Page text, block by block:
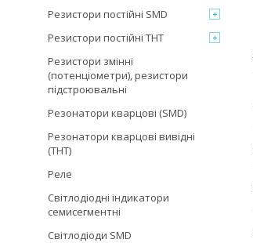
Резистори постійні SMD
Резистори постійні THT
Резистори змінні
(потенціометри), резистори
підстроювальні
Резонатори кварцові (SMD)
Резонатори кварцові вивідні
(THT)
Реле
Світлодіодні індикатори
семисегментні
Світлодіоди SMD